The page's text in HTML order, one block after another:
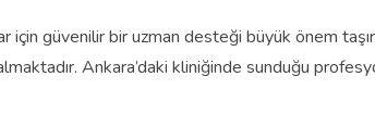
güvenilir bir uzman desteği büyük önem
Ankara’daki kliniğinde sunduğu